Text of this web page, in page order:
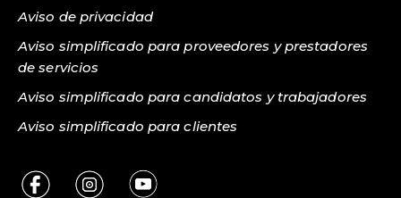
Aviso de privacidad
Aviso simplificado para proveedores y prestadores
de servicios
Aviso simplificado para candidatos y trabajadores
Aviso simplificado para clientes